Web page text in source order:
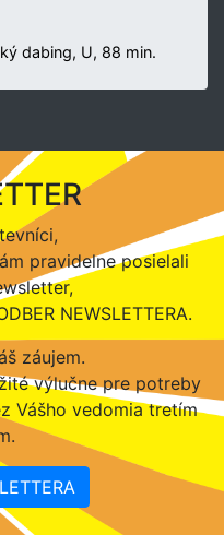
dabing, U, 88 min.
pravidelne posielali
NEWSLETTERA.
záujem.
výlučne pre potreby
Vášho vedomia tretím